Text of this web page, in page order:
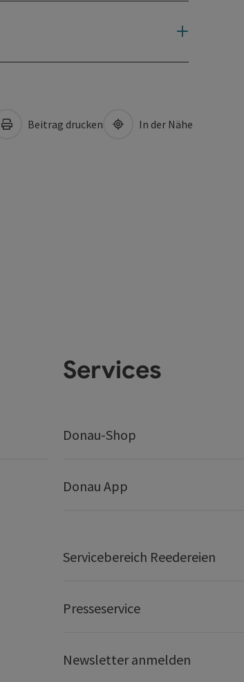
Beitrag drucken In der Nähe
Services
Donau-Shop
Donau App
Servicebereich Reedereien
Presseservice
Newsletter anmelden